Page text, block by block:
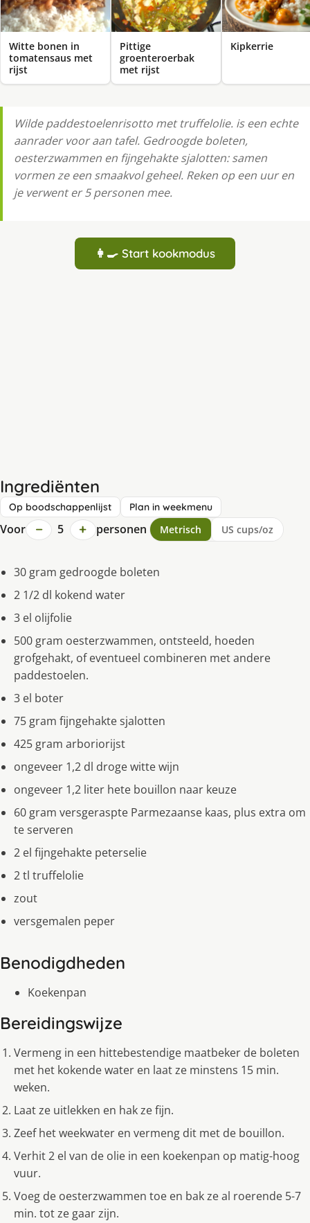
Witte bonen in
tomatensaus met
rijst
Pittige
groenteroerbak
met rijst
Kipkerrie
Wilde paddestoelenrisotto met truffelolie. is een echte
aanrader voor aan tafel. Gedroogde boleten,
oesterzwammen en fijngehakte sjalotten: samen
vormen ze een smaakvol geheel. Reken op een uur en
je verwent er 5 personen mee.
👩‍🍳 Start kookmodus
Ingrediënten
Op boodschappenlijst Plan in weekmenu
Voor − 5 + personen Metrisch US cups/oz
30 gram gedroogde boleten
2 1/2 dl kokend water
3 el olijfolie
500 gram oesterzwammen, ontsteeld, hoeden
grofgehakt, of eventueel combineren met andere
paddestoelen.
3 el boter
75 gram fijngehakte sjalotten
425 gram arboriorijst
ongeveer 1,2 dl droge witte wijn
ongeveer 1,2 liter hete bouillon naar keuze
60 gram versgeraspte Parmezaanse kaas, plus extra om
te serveren
2 el fijngehakte peterselie
2 tl truffelolie
zout
versgemalen peper
Benodigdheden
Koekenpan
Bereidingswijze
Vermeng in een hittebestendige maatbeker de boleten
met het kokende water en laat ze minstens 15 min.
weken.
Laat ze uitlekken en hak ze fijn.
Zeef het weekwater en vermeng dit met de bouillon.
Verhit 2 el van de olie in een koekenpan op matig-hoog
vuur.
Voeg de oesterzwammen toe en bak ze al roerende 5-7
min. tot ze gaar zijn.